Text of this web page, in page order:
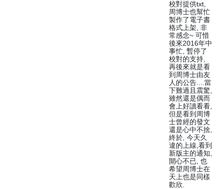
校對提供txt,
周博士也幫忙
製作了電子書
格式上架, 非
常感念~ 可惜
後來2016年中
事忙, 暫停了
校對的支持,
再後來就是看
到周博士由友
人的公告....當
下難過且震驚,
雖然還是偶而
會上好讀看看,
但是看到周博
士曾經的發文
還是心中不捨,
終於, 今天久
違的上線,看到
新版主的通知,
開心不已, 也
希望周博士在
天上也是同樣
歡欣.